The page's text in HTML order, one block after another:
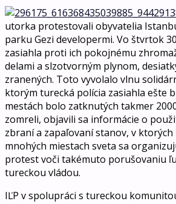
utorka protestovali obyvatelia
parku Gezi developermi. Vo štvrtok
zasiahla proti ich pokojnému
delami a slzotvorným plynom,
zranených. Toto vyvolalo vlnu
ktorým turecká polícia zasiahla ešte
mestách bolo zatknutých takmer
zomreli, objavili sa informácie o
zbraní a zapaľovaní stanov, v ktorých
mnohých miestach sveta sa
protest voči takémuto porušovaniu
tureckou vládou.
IĽP v spolupráci s tureckou